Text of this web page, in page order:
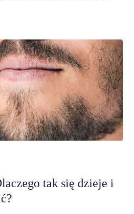
tak się dzieje i